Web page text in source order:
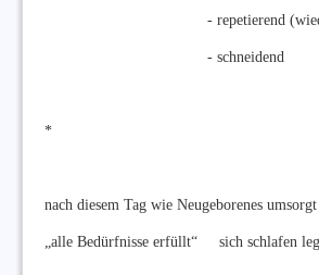
- repetierend
- schneidend
*
nach diesem Tag wie Neugeborenes umsorgt
„alle Bedürfnisse erfüllt“ sich